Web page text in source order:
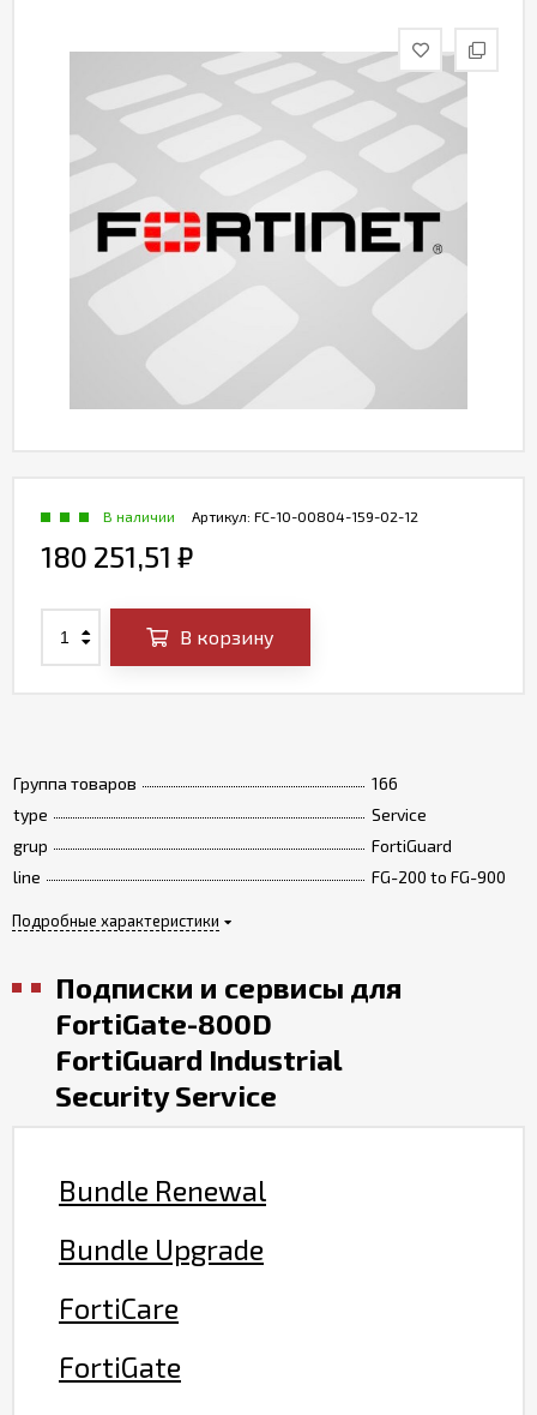
Группа товаров
166
type
Service
grup
FortiGuard
line
FG-200 to FG-900
Подробные характеристики
Артикул: FC-10-00804-159-02-12
В наличии
180 251,51 ₽
В корзину
Подписки и сервисы для
FortiGate-800D
FortiGuard Industrial
Security Service
Bundle Renewal
Bundle Upgrade
FortiCare
FortiGate